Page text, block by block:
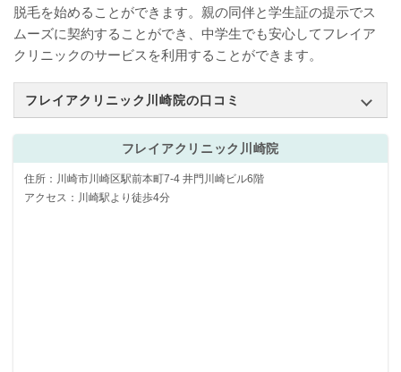
脱毛を始めることができます。親の同伴と学生証の提示でス
ムーズに契約することができ、中学生でも安心してフレイア
クリニックのサービスを利用することができます。
フレイアクリニック川崎院の口コミ
フレイアクリニック川崎院
住所：川崎市川崎区駅前本町7-4 井門川崎ビル6階
アクセス：川崎駅より徒歩4分